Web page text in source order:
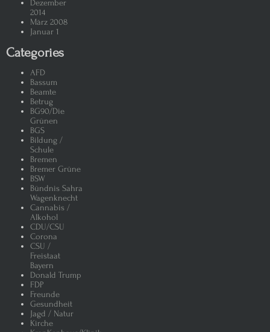
Dezember
2014
März 2008
Januar 1
Categories
AFD
Bassum
Beamte
Betrug
BG90/Die
Grünen
BGS
Bildung /
Schule
Bremen
Bremer Grüne
BSW
Bündnis Sahra
Wagenknecht
Cannabis /
Alkohol
CDU/CSU
Corona
CSU /
Freistaat
Bayern
Donald Trump
FDP
Freunde
Gesundheit
Jagd / Natur
Kirche